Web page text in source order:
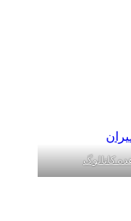
کاتالوگ